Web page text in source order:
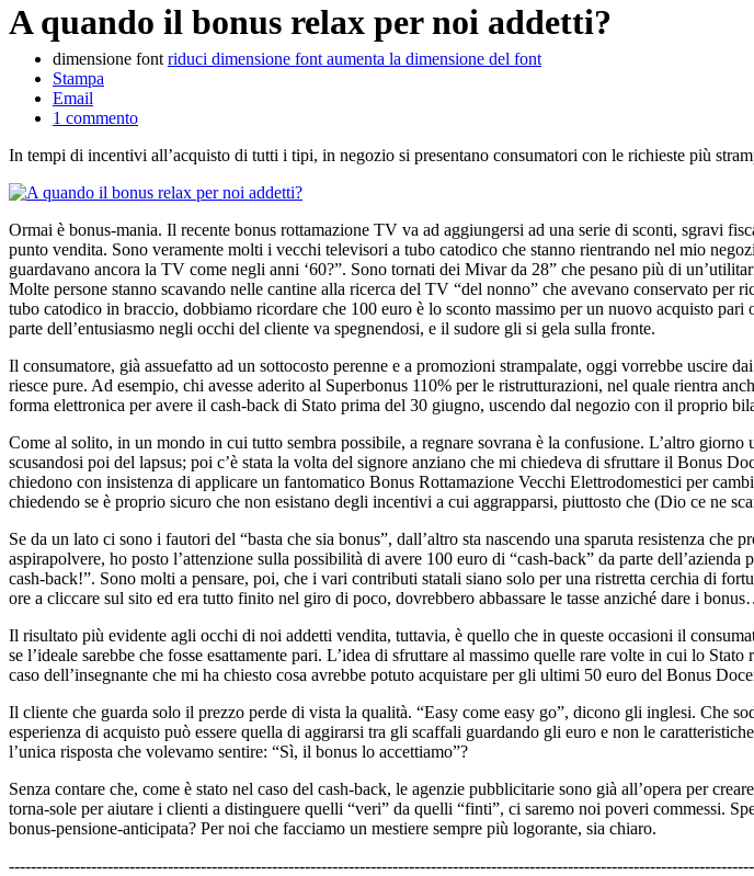
A quando il bonus relax per noi addetti?
dimensione font riduci dimensione font aumenta la dimensione del font
Stampa
Email
1 commento
In tempi di incentivi all’acquisto di tutti i tipi, in negozio si presentano consumatori con le richieste più
Ormai è bonus-mania. Il recente bonus rottamazione TV va ad aggiungersi ad una serie di sconti, sgravi
punto vendita. Sono veramente molti i vecchi televisori a tubo catodico che stanno rientrando nel mio
guardavano ancora la TV come negli anni ‘60?”. Sono tornati dei Mivar da 28” che pesano più di
Molte persone stanno scavando nelle cantine alla ricerca del TV “del nonno” che avevano conservato
tubo catodico in braccio, dobbiamo ricordare che 100 euro è lo sconto massimo per un nuovo acquisto
parte dell’entusiasmo negli occhi del cliente va spegnendosi, e il sudore gli si gela sulla fronte.
Il consumatore, già assuefatto ad un sottocosto perenne e a promozioni strampalate, oggi vorrebbe uscire
riesce pure. Ad esempio, chi avesse aderito al Superbonus 110% per le ristrutturazioni, nel quale rientra
forma elettronica per avere il cash-back di Stato prima del 30 giugno, uscendo dal negozio con il proprio
Come al solito, in un mondo in cui tutto sembra possibile, a regnare sovrana è la confusione. L’altro
scusandosi poi del lapsus; poi c’è stata la volta del signore anziano che mi chiedeva di sfruttare il Bonus
chiedono con insistenza di applicare un fantomatico Bonus Rottamazione Vecchi Elettrodomestici per
chiedendo se è proprio sicuro che non esistano degli incentivi a cui aggrapparsi, piuttosto che (Dio ce ne
Se da un lato ci sono i fautori del “basta che sia bonus”, dall’altro sta nascendo una sparuta resistenza
aspirapolvere, ho posto l’attenzione sulla possibilità di avere 100 euro di “cash-back” da parte
cash-back!”. Sono molti a pensare, poi, che i vari contributi statali siano solo per una ristretta cerchia di
ore a cliccare sul sito ed era tutto finito nel giro di poco, dovrebbero abbassare le tasse anziché dare i
Il risultato più evidente agli occhi di noi addetti vendita, tuttavia, è quello che in queste occasioni il
se l’ideale sarebbe che fosse esattamente pari. L’idea di sfruttare al massimo quelle rare volte in cui lo
caso dell’insegnante che mi ha chiesto cosa avrebbe potuto acquistare per gli ultimi 50 euro del Bonus
Il cliente che guarda solo il prezzo perde di vista la qualità. “Easy come easy go”, dicono gli inglesi. Che
esperienza di acquisto può essere quella di aggirarsi tra gli scaffali guardando gli euro e non le
l’unica risposta che volevamo sentire: “Sì, il bonus lo accettiamo”?
Senza contare che, come è stato nel caso del cash-back, le agenzie pubblicitarie sono già all’opera per
torna-sole per aiutare i clienti a distinguere quelli “veri” da quelli “finti”, ci saremo noi poveri commessi.
bonus-pensione-anticipata? Per noi che facciamo un mestiere sempre più logorante, sia chiaro.